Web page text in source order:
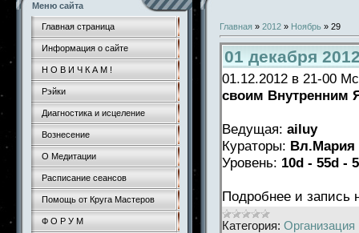
Меню сайта
Главная страница
Информация о сайте
Н О В И Ч К А М !
Рэйки
Диагностика и исцеление
Вознесение
О Медитации
Расписание сеансов
Помощь от Круга Мастеров
Ф О Р У М
Главная » 2012 » Ноябрь » 29
01 декабря
01.12.2012 в 21-00
своим Внутренним
Ведущая: ailuy
Кураторы: Вл.Мария
Уровень: 10d - 55d -
Подробнее и
Категория: